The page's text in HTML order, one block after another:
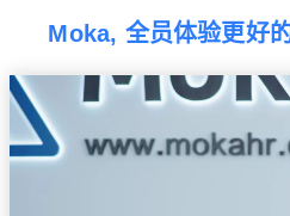
Moka, 全员体验更好